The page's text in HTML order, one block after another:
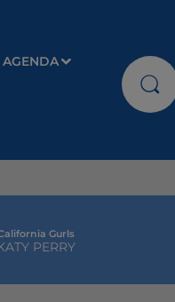
AGENDA
Gurls
PERRY